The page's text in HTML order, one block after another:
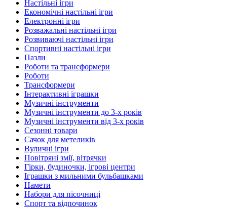
Настільні ігри
Економічні настільні ігри
Електронні ігри
Розважальні настільні ігри
Розвиваючі настільні ігри
Спортивні настільні ігри
Пазли
Роботи та трансформери
Роботи
Трансформери
Інтерактивні іграшки
Музичні інструменти
Музичні інструменти до 3-х років
Музичні інструменти від 3-х років
Сезонні товари
Сачок для метеликів
Вуличні ігри
Повітряні змії, вітрячки
Гірки, будиночки, ігрові центри
Іграшки з мильними бульбашками
Намети
Набори для пісочниці
Спорт та відпочинок